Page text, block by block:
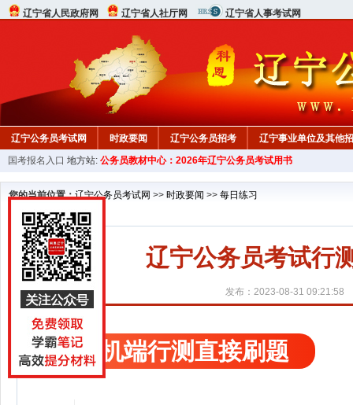
辽宁省人民政府网 辽宁省人社厅网 辽宁省人事考试网
辽宁公务员考试网 时政要闻 辽宁公务员招考 辽宁事业单位及其他
在线咨询 教材中心
国考报名入口 地方站: 公务员教材中心：2026年辽宁公务员考试用书
您的当前位置：辽宁公务员考试网 >> 时政要闻 >> 每日练习
辽宁公务员考试行
发布：2023-08-31 09:21:58
手机端行测直接刷题